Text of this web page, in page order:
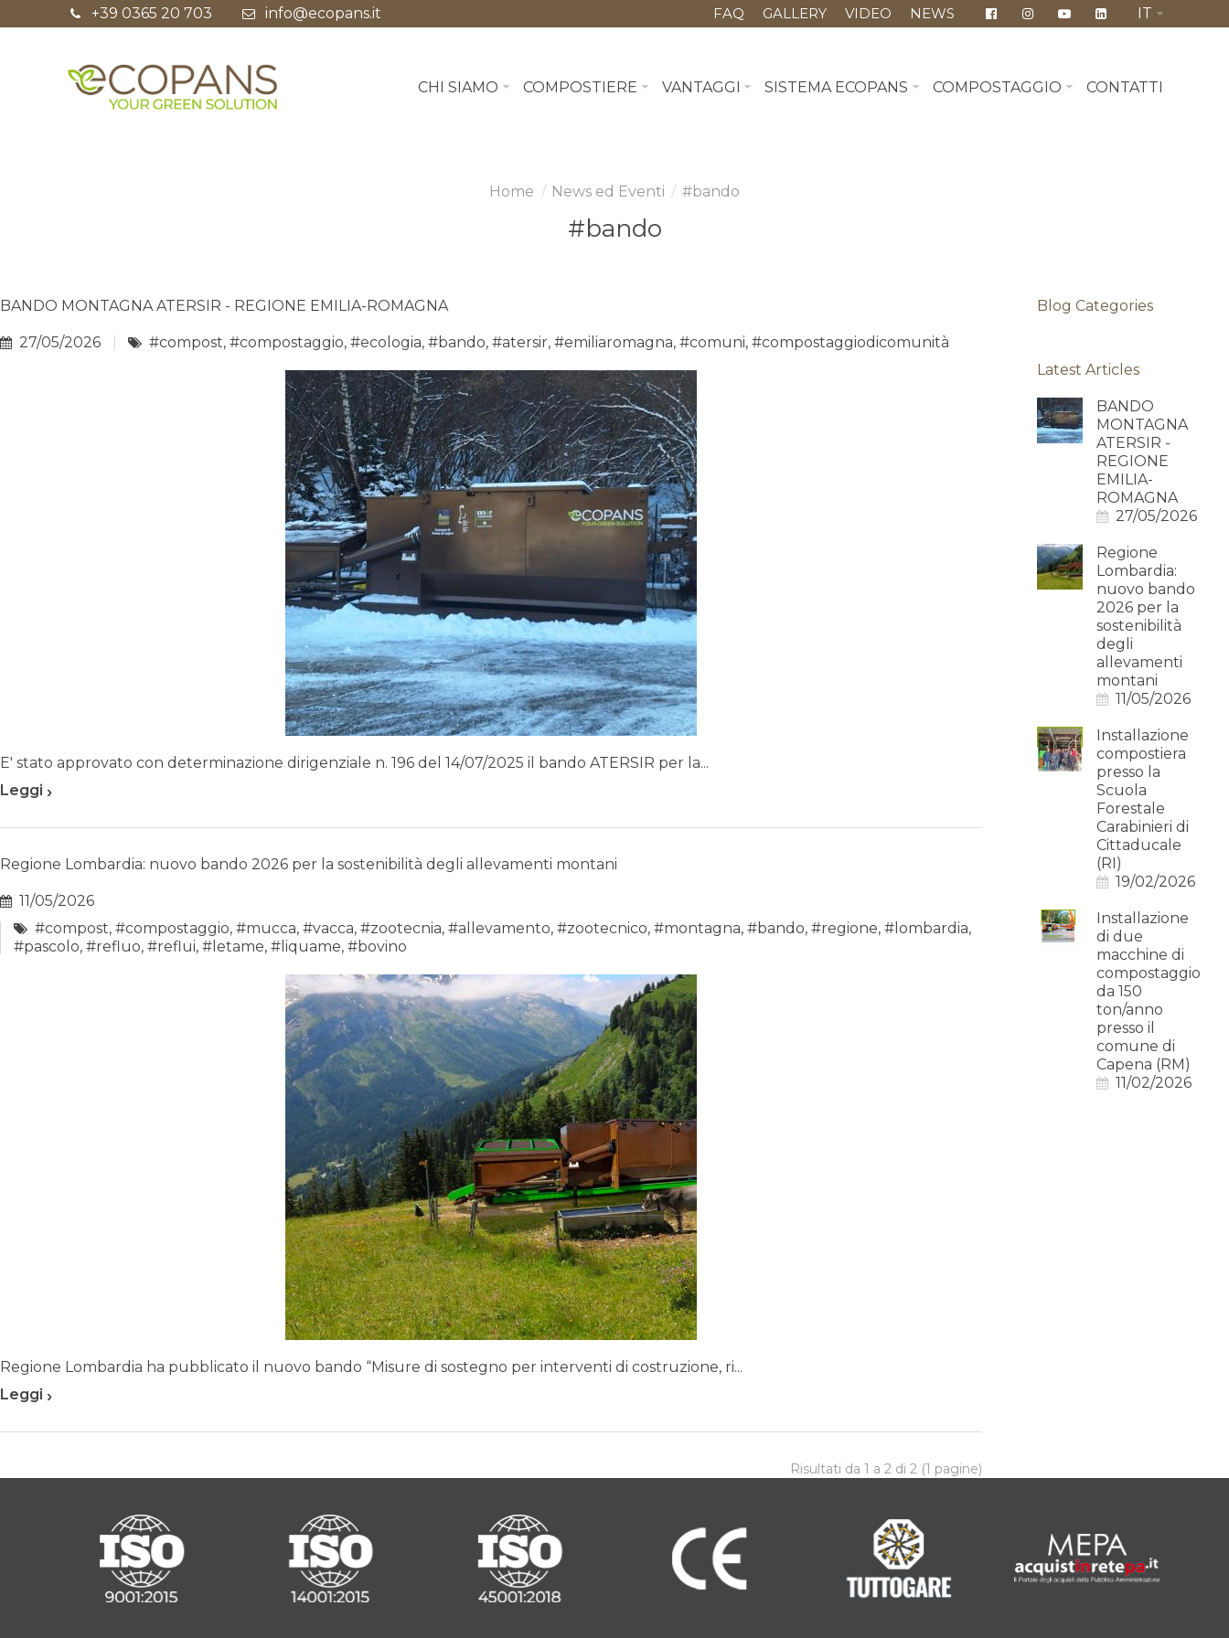
+39 0365 20 703 info@ecopans.it FAQ GALLERY VIDEO NEWS IT
CHI SIAMO COMPOSTIERE VANTAGGI SISTEMA ECOPANS COMPOSTAGGIO CONTATTI
News ed Eventi #bando
#bando
BANDO MONTAGNA ATERSIR - REGIONE EMILIA-ROMAGNA
27/05/2026 #compost,#compostaggio,#ecologia,#bando,#atersir,#emiliaromagna,#comuni,#compostaggiodicomunità
E' stato approvato con determinazione dirigenziale n. 196 del 14/07/2025 il bando ATERSIR per la...
Leggi ›
Regione Lombardia: nuovo bando 2026 per la sostenibilità degli allevamenti montani
11/05/2026
#compost,#compostaggio,#mucca,#vacca,#zootecnia,#allevamento,#zootecnico,#montagna,#bando,#regione,#lombardia,
#pascolo, #refluo, #reflui, #letame, #liquame, #bovino
Regione Lombardia ha pubblicato il nuovo bando “Misure di sostegno per interventi di costruzione, ri...
Leggi ›
Risultati da 1 a 2 di 2 (1 pagine)
Blog Categories
Latest Articles
BANDO
MONTAGNA
ATERSIR -
REGIONE
EMILIA-
ROMAGNA
27/05/2026
Regione
Lombardia:
nuovo bando
2026 per la
sostenibilità
degli
allevamenti
montani
11/05/2026
Installazione
compostiera
presso la
Scuola
Forestale
Carabinieri di
Cittaducale
(RI)
19/02/2026
Installazione
di due
macchine di
compostaggio
da 150
ton/anno
presso il
comune di
Capena (RM)
11/02/2026